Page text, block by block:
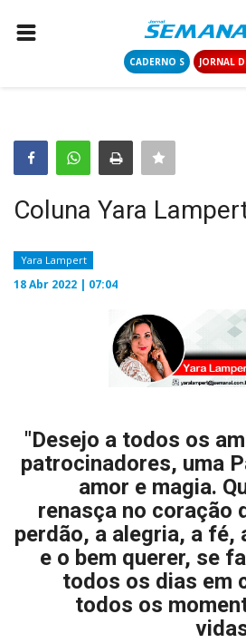
CADERNO S JORNAL
COLUNISTAS
CONTATO
LOGIN
CADASTRAR
JORNAL DIGITAL
Coluna Yara
Yara Lampert
18 Abr 2022 | 07:04
"Desejo a todos os
patrocinadores, uma
amor e magia.
renasça no coração
perdão, a alegria, a fé,
e o bem querer, se
todos os dias em
todos os